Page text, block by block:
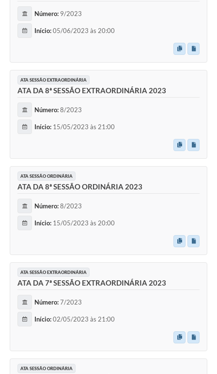
Número: 9/2023
Início:05/06/2023 às 20:00
ATA SESSÃO EXTRAORDINÁRIA
ATA DA 8ª SESSÃO EXTRAORDINÁRIA 2023
Número:8/2023
Início: 15/05/2023 às 21:00
ATA SESSÃO ORDINÁRIA
ATA DA 8ª SESSÃO ORDINÁRIA 2023
Número:8/2023
Início: 15/05/2023 às 20:00
ATA SESSÃO EXTRAORDINÁRIA
ATA DA 7ª SESSÃO EXTRAORDINÁRIA 2023
Número:7/2023
Início:02/05/2023 às 21:00
ATA SESSÃO ORDINÁRIA